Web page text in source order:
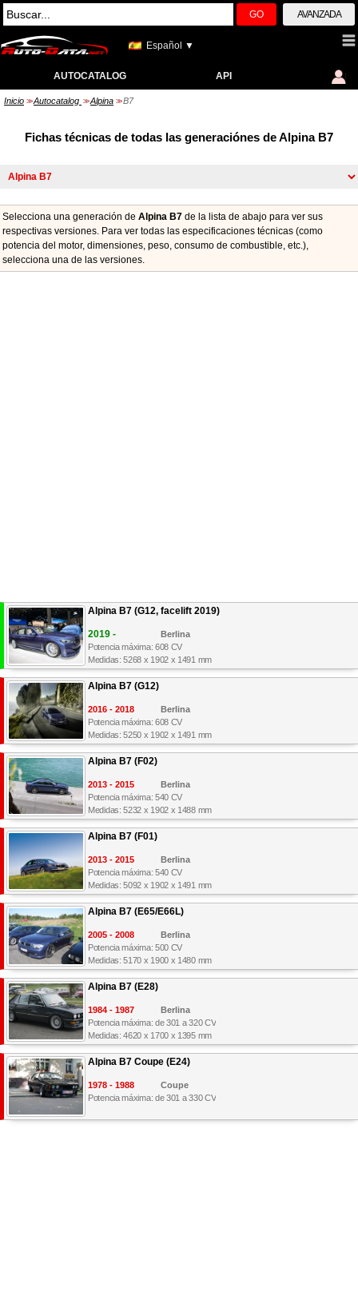
GO AVANZADA
Español ▼
AUTOCATALOG API
Inicio >> Autocatalog >> Alpina >> B7
Fichas técnicas de todas las generaciónes de Alpina B7
Selecciona una generación de Alpina B7 de la lista de abajo para ver sus
respectivas versiones. Para ver todas las especificaciones técnicas (como
potencia del motor, dimensiones, peso, consumo de combustible, etc.),
seleccionа una de las versiones.
Alpina B7 (G12, facelift 2019)
2019 -
Berlina
Potencia máxima: 608 CV
Medidas: 5268 x 1902 x 1491 mm
Alpina B7 (G12)
2016 - 2018
Berlina
Potencia máxima: 608 CV
Medidas: 5250 x 1902 x 1491 mm
Alpina B7 (F02)
2013 - 2015
Berlina
Potencia máxima: 540 CV
Medidas: 5232 x 1902 x 1488 mm
Alpina B7 (F01)
2013 - 2015
Berlina
Potencia máxima: 540 CV
Medidas: 5092 x 1902 x 1491 mm
Alpina B7 (E65/E66L)
2005 - 2008
Berlina
Potencia máxima: 500 CV
Medidas: 5170 x 1900 x 1480 mm
Alpina B7 (E28)
1984 - 1987
Berlina
Potencia máxima: de 301 a 320 CV
Medidas: 4620 x 1700 x 1395 mm
Alpina B7 Coupe (E24)
1978 - 1988
Coupe
Potencia máxima: de 301 a 330 CV